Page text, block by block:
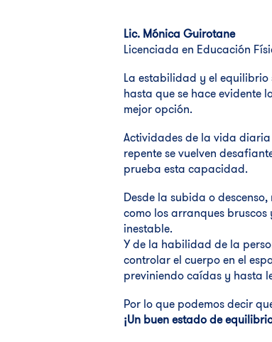
Lic. Mónica Guirotane
Licenciada en Educación
La estabilidad y el equilibrio
hasta que se hace evidente
mejor opción.
Actividades de la vida
repente se vuelven
prueba esta capacidad.
Desde la subida o
como los arranques
inestable.
Y de la habilidad de la
controlar el cuerpo en el
previniendo caídas y hasta
Por lo que podemos decir
¡Un buen estado de